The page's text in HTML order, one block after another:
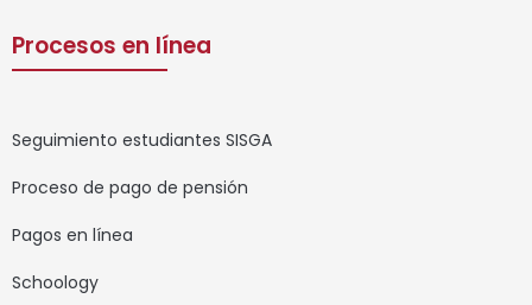
Procesos en línea
Seguimiento estudiantes SISGA
Proceso de pago de pensión
Pagos en línea
Schoology